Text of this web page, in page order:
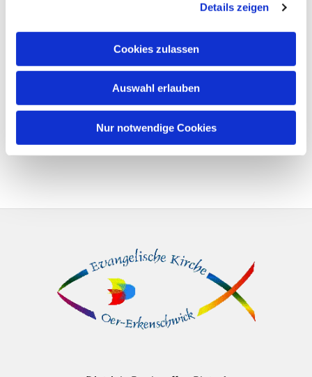
Details zeigen
Cookies zulassen
Auswahl erlauben
Nur notwendige Cookies